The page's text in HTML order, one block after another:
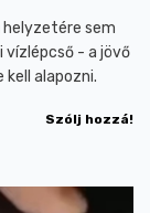
helyzetére sem
vízlépcső - a jövő
alapozni.
Szólj hozzá!